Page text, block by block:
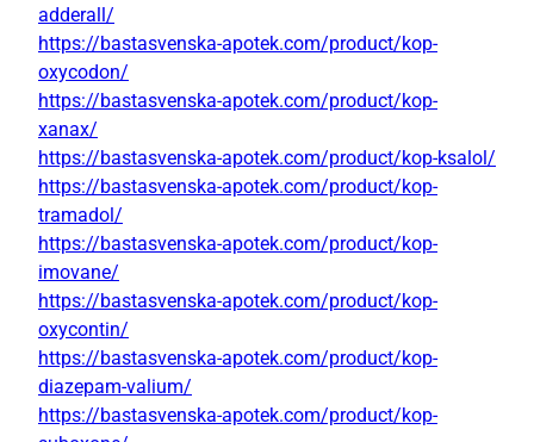
adderall/
https://bastasvenska-apotek.com/product/kop-
oxycodon/
https://bastasvenska-apotek.com/product/kop-
xanax/
https://bastasvenska-apotek.com/product/kop-ksalol/
https://bastasvenska-apotek.com/product/kop-
tramadol/
https://bastasvenska-apotek.com/product/kop-
imovane/
https://bastasvenska-apotek.com/product/kop-
oxycontin/
https://bastasvenska-apotek.com/product/kop-
diazepam-valium/
https://bastasvenska-apotek.com/product/kop-